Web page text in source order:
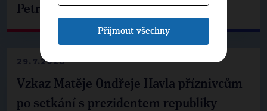
Petrem Pavlem
29.7.2026
Vzkaz Matěje Ondřeje Havla příznivcům
po setkání s prezidentem republiky
Přijmout všechny